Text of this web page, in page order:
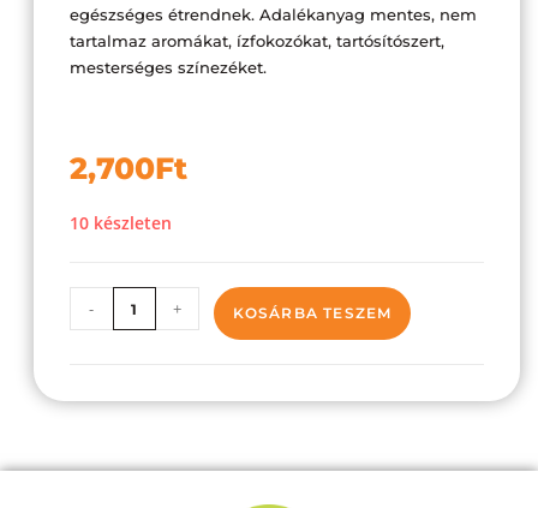
egészséges étrendnek. Adalékanyag mentes, nem
tartalmaz aromákat, ízfokozókat, tartósítószert,
mesterséges színezéket.
2,700Ft
10 készleten
- + KOSÁRBA TESZEM